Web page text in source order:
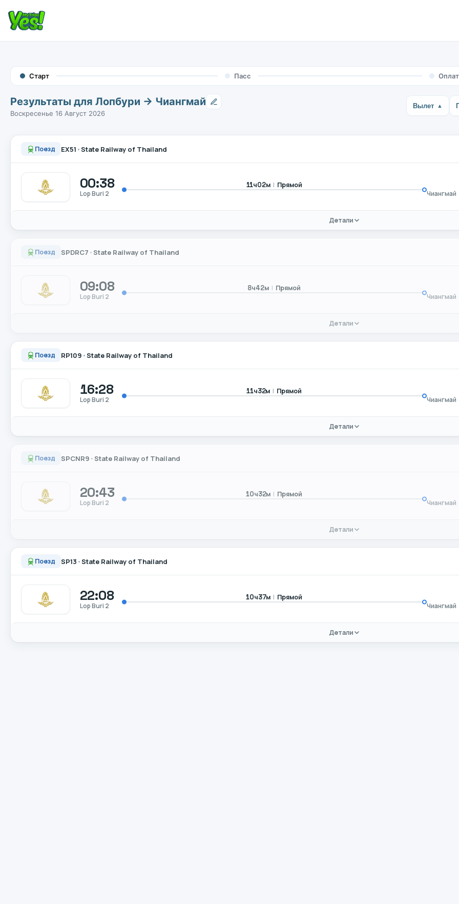
Старт Пасс
Результаты для Лопбури → Чиангмай
Воскресенье 16 Август 2026
Вылет
Поезд EX51 •State Railway of Thailand
00:38
Lop Buri 2
11ч02м | Прямой
Детали
Поезд SPDRC7 •State Railway of Thailand
09:08
Lop Buri 2
8ч42м | Прямой
Детали
Поезд RP109 •State Railway of Thailand
16:28
Lop Buri 2
11ч32м | Прямой
Детали
Поезд SPCNR9 •State Railway of Thailand
20:43
Lop Buri 2
10ч32м | Прямой
Детали
Поезд SP13 •State Railway of Thailand
22:08
Lop Buri 2
10ч37м | Прямой
Детали